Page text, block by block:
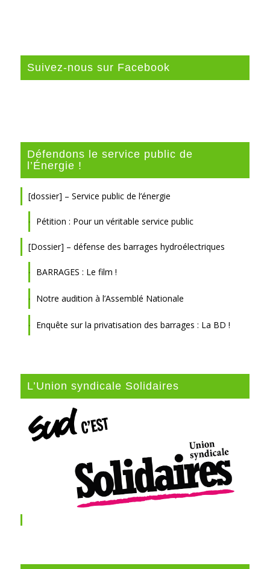
Suivez-nous sur Facebook
Défendons le service public de
l’Énergie !
[dossier] – Service public de l’énergie
Pétition : Pour un véritable service public
[Dossier] – défense des barrages hydroélectriques
BARRAGES : Le film !
Notre audition à l’Assemblé Nationale
Enquête sur la privatisation des barrages : La BD !
L’Union syndicale Solidaires